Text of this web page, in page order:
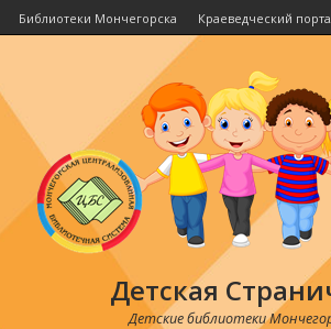
Библиотеки Мончегорска Краеведческий
Детская
Детские библиотеки